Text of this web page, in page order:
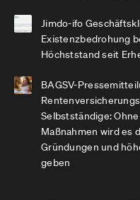
Jimdo-ifo
Existenzbedrohung
Höchststand seit
BAGSV-
Selbstständige:
Maßnahmen wird es
Gründungen und
geben